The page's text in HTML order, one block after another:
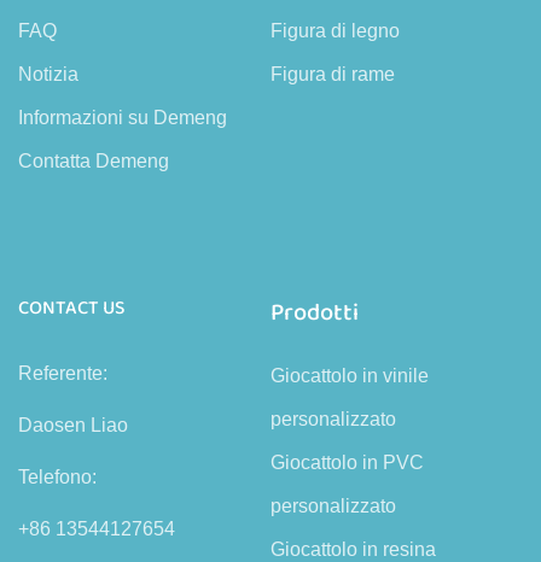
FAQ
Notizia
Informazioni su Demeng
Contatta Demeng
Figura di legno
Figura di rame
CONTACT US
Referente:
Daosen Liao
Telefono:
+86 13544127654
Prodotti
Giocattolo in vinile
personalizzato
Giocattolo in PVC
personalizzato
Giocattolo in resina